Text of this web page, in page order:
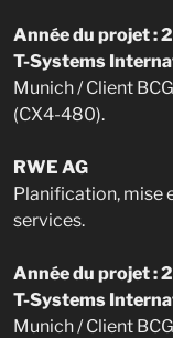
Année du projet :
T-Systems
Munich / Client
(CX4-480).
RWE AG
Planification, mise
services.
Année du projet :
T-Systems
Munich / Client